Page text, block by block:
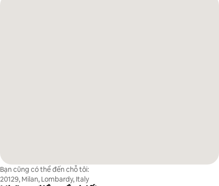
Bạn cũng có thể đến chỗ tôi:
20129, Milan, Lombardy, Italy